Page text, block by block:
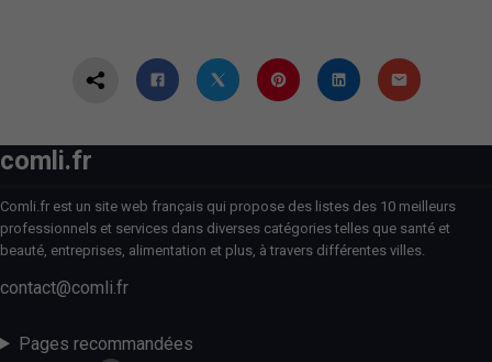
comli.fr
Comli.fr est un site web français qui propose des listes des 10 meilleurs
professionnels et services dans diverses catégories telles que santé et
beauté, entreprises, alimentation et plus, à travers différentes villes.
contact@comli.fr
Pages recommandées